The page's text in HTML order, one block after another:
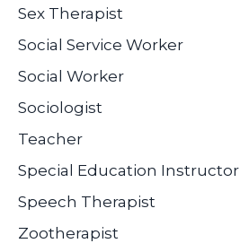
Sex Therapist
Social Service Worker
Social Worker
Sociologist
Teacher
Special Education Instructor
Speech Therapist
Zootherapist